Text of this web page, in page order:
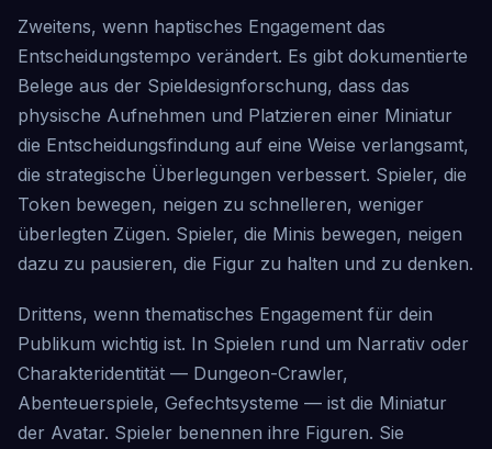
Zweitens, wenn haptisches Engagement das
Entscheidungstempo verändert. Es gibt dokumentierte
Belege aus der Spieldesignforschung, dass das
physische Aufnehmen und Platzieren einer Miniatur
die Entscheidungsfindung auf eine Weise verlangsamt,
die strategische Überlegungen verbessert. Spieler, die
Token bewegen, neigen zu schnelleren, weniger
überlegten Zügen. Spieler, die Minis bewegen, neigen
dazu zu pausieren, die Figur zu halten und zu denken.
Drittens, wenn thematisches Engagement für dein
Publikum wichtig ist. In Spielen rund um Narrativ oder
Charakteridentität — Dungeon-Crawler,
Abenteuerspiele, Gefechtsysteme — ist die Miniatur
der Avatar. Spieler benennen ihre Figuren. Sie